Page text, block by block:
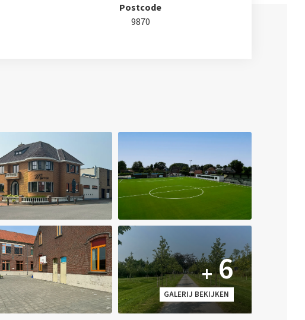
Postcode
9870
+6
GALERIJ BEKIJKEN